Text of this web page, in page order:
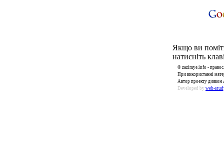
Якщо ви
натисніть
© zazimye.info -
При використанні
Автор проекту диякон
Developed by web-